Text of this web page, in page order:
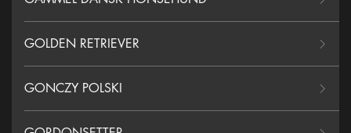
GOLDEN RETRIEVER
GONCZY POLSKI